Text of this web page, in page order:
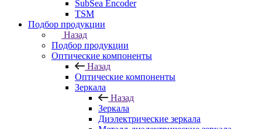
SubSea Encoder
TSM
Подбор продукции
Назад
Подбор продукции
Оптические компоненты
Назад
Оптические компоненты
Зеркала
Назад
Зеркала
Диэлектрические зеркала